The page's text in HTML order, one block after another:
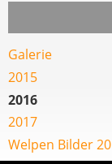
Galerie
2015
2016
2017
Welpen Bilder